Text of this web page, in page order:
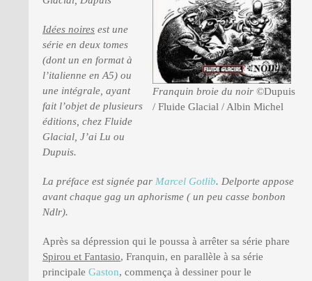
PRESSE
Franquin broie du noir ©Dupuis
/ Fluide Glacial / Albin Michel
Idées noires est une
série en deux tomes
(dont un en format à
l’italienne en A5) ou
une intégrale, ayant
fait l’objet de plusieurs
éditions, chez Fluide
Glacial, J’ai Lu ou
Dupuis.
La préface est signée par Marcel Gotlib. Delporte appose
avant chaque gag un aphorisme ( un peu casse bonbon
Ndlr).
Après sa dépression qui le poussa à arrêter sa série phare
Spirou et Fantasio, Franquin, en parallèle à sa série
principale Gaston, commença à dessiner pour le